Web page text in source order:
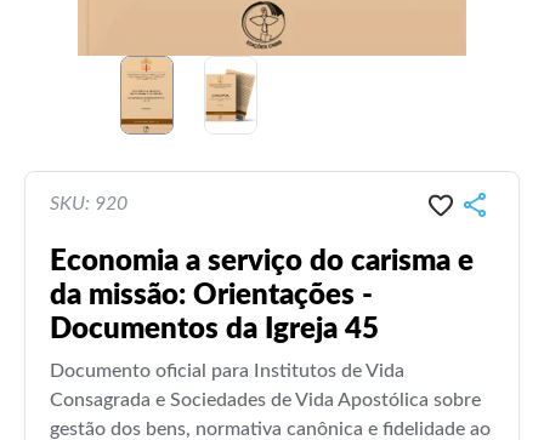
SKU: 920
Economia a serviço do carisma e
da missão: Orientações -
Documentos da Igreja 45
Documento oficial para Institutos de Vida
Consagrada e Sociedades de Vida Apostólica sobre
gestão dos bens, normativa canônica e fidelidade ao